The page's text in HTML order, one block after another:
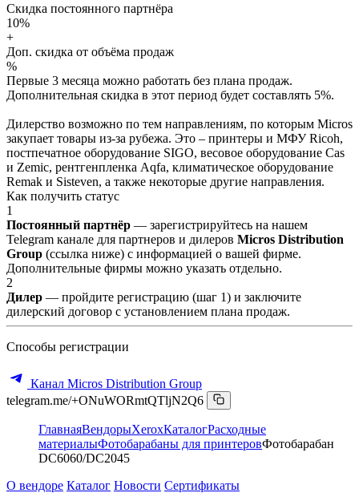
Скидка постоянного партнёра
10%
+
Доп. скидка от объёма продаж
%
Первые 3 месяца можно работать без плана продаж.
Дополнительная скидка в этот период будет составлять 5%.
Дилерство возможно по тем направлениям, по которым Micros
закупает товары из-за рубежа. Это – принтеры и МФУ Ricoh,
постпечатное оборудование SIGO, весовое оборудование Cas
и Zemic, рентгенпленка Aqfa, климатическое оборудование
Remak и Sisteven, а также некоторые другие направления.
Как получить статус
1
Постоянный партнёр — зарегистрируйтесь на нашем
Telegram канале для партнеров и дилеров Micros Distribution
Group (ссылка ниже) с информацией о вашей фирме.
Дополнительные фирмы можно указать отдельно.
2
Дилер — пройдите регистрацию (шаг 1) и заключите
дилерский договор с установлением плана продаж.
Способы регистрации
Канал Micros Distribution Group
telegram.me/+ONuWORmtQTljN2Q6
ГлавнаяВендорыXeroxКаталогРасходные
материалыФотобарабаны для принтеровФотобарабан
DC6060/DC2045
О вендоре Каталог Новости Сертификаты